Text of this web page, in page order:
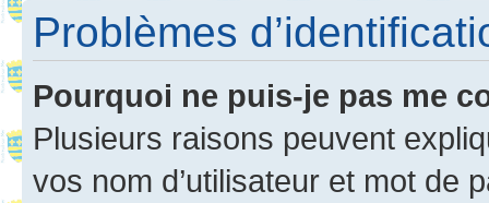
Problèmes
Pourquoi ne puis-je pas me
Plusieurs raisons peuvent
vos nom d’utilisateur et mot de